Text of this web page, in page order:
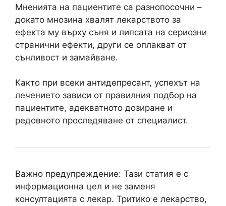
Мненията на пациентите са разнопосочни –
докато мнозина хвалят лекарството за
ефекта му върху съня и липсата на сериозни
странични ефекти, други се оплакват от
сънливост и замайване.
Както при всеки антидепресант, успехът на
лечението зависи от правилния подбор на
пациентите, адекватното дозиране и
редовното проследяване от специалист.
Важно предупреждение: Тази статия е с
информационна цел и не заменя
консултацията с лекар. Тритико е лекарство,